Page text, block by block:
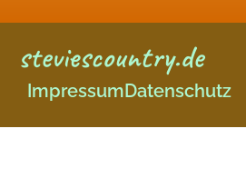
steviescountry.de
ImpressumDatenschutz